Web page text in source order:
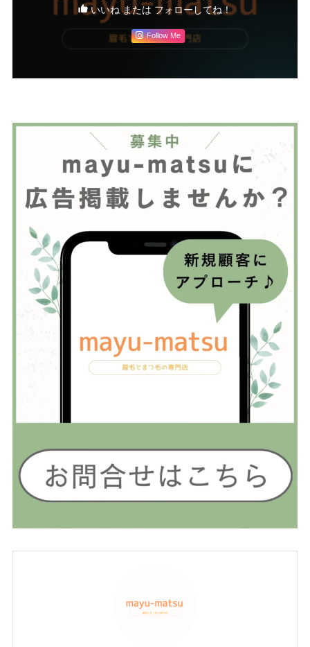
いいね または フォローしてね！
Follow Me